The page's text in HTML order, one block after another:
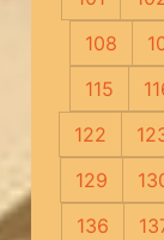
108
115
122
129
136